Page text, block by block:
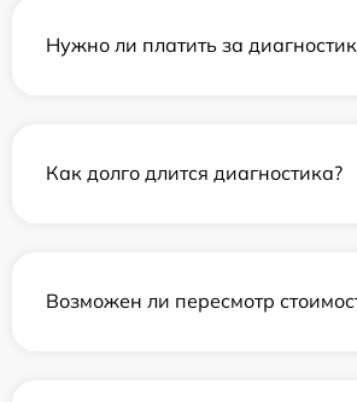
Нужно ли платить за
Как долго длится диагностика?
Возможен ли пересмотр